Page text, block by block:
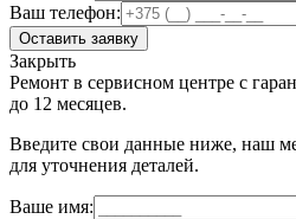
Ваш телефон:
Оставить заявку
Закрыть
Ремонт в сервисном центре с
до 12 месяцев.
Введите свои данные ниже, наш
для уточнения деталей.
Ваше имя: